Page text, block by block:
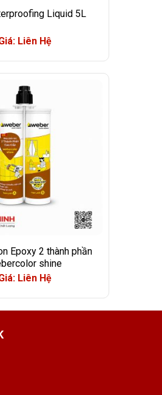
Liquid 5L
Liên Hệ
Epoxy 2 thành phần
shine
Liên Hệ